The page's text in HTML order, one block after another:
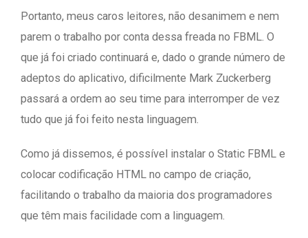
Portanto, meus caros leitores, não desanimem e nem
parem o trabalho por conta dessa freada no FBML. O
que já foi criado continuará e, dado o grande número de
adeptos do aplicativo, dificilmente Mark Zuckerberg
passará a ordem ao seu time para interromper de vez
tudo que já foi feito nesta linguagem.
Como já dissemos, é possível instalar o Static FBML e
colocar codificação HTML no campo de criação,
facilitando o trabalho da maioria dos programadores
que têm mais facilidade com a linguagem.